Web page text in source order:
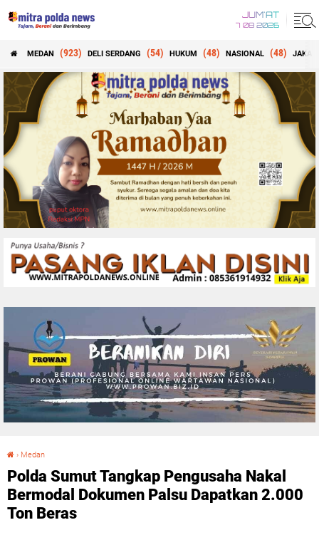
JUM'AT
7 08 2026
MEDAN (923) DELI SERDANG (54) HUKUM (48) NASIONAL (48)
› Medan
Polda Sumut Tangkap Pengusaha Nakal
Bermodal Dokumen Palsu Dapatkan 2.000
Ton Beras